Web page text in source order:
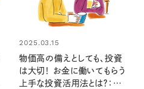
2025.03.15
物価高の備えとしても、投資
は大切！ お金に働いてもらう
上手な投資活用法とは？：将